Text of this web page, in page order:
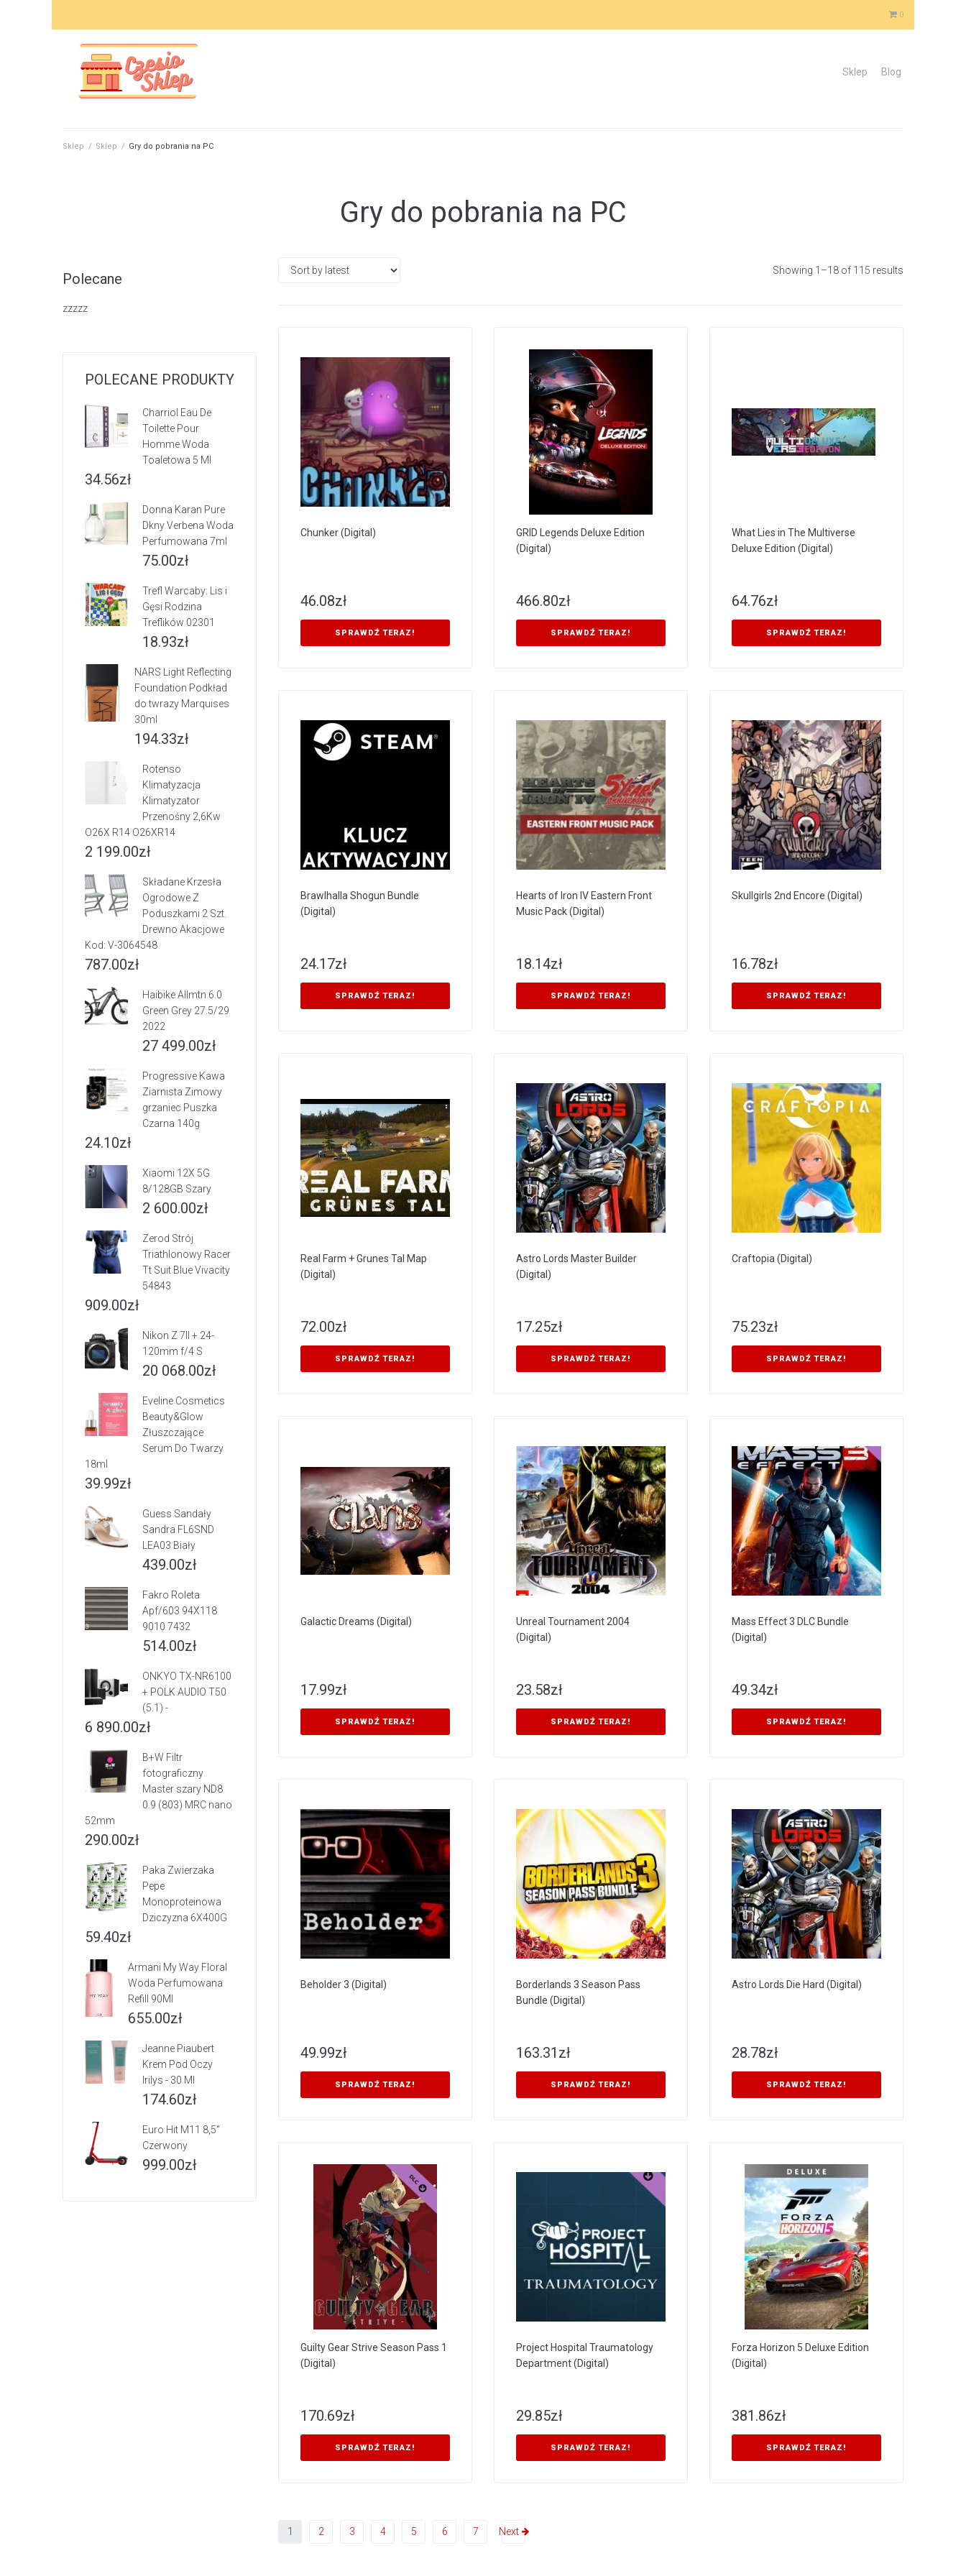
0
Sklep Blog
Sklep / Sklep / Gry do pobrania na PC
Gry do pobrania na PC
Showing 1–18 of 115 results
Chunker (Digital)
46.08zł
SPRAWDŹ TERAZ!
GRID Legends Deluxe Edition
(Digital)
466.80zł
SPRAWDŹ TERAZ!
What Lies in The Multiverse
Deluxe Edition (Digital)
64.76zł
SPRAWDŹ TERAZ!
Brawlhalla Shogun Bundle
(Digital)
24.17zł
SPRAWDŹ TERAZ!
Hearts of Iron IV Eastern Front
Music Pack (Digital)
18.14zł
SPRAWDŹ TERAZ!
Skullgirls 2nd Encore (Digital)
16.78zł
SPRAWDŹ TERAZ!
Real Farm + Grunes Tal Map
(Digital)
72.00zł
SPRAWDŹ TERAZ!
Astro Lords Master Builder
(Digital)
17.25zł
SPRAWDŹ TERAZ!
Craftopia (Digital)
75.23zł
SPRAWDŹ TERAZ!
Galactic Dreams (Digital)
17.99zł
SPRAWDŹ TERAZ!
Unreal Tournament 2004
(Digital)
23.58zł
SPRAWDŹ TERAZ!
Mass Effect 3 DLC Bundle
(Digital)
49.34zł
SPRAWDŹ TERAZ!
Beholder 3 (Digital)
49.99zł
SPRAWDŹ TERAZ!
Borderlands 3 Season Pass
Bundle (Digital)
163.31 zł
SPRAWDŹ TERAZ!
Astro Lords Die Hard (Digital)
28.78zł
SPRAWDŹ TERAZ!
Guilty Gear Strive Season Pass 1
(Digital)
170.69zł
SPRAWDŹ TERAZ!
Project Hospital Traumatology
Department (Digital)
29.85zł
SPRAWDŹ TERAZ!
Forza Horizon 5 Deluxe Edition
(Digital)
381.86zł
SPRAWDŹ TERAZ!
1 2 3 4 5 6 7 Next
Polecane
zzzzz
POLECANE PRODUKTY
Charriol Eau De
Toilette Pour
Homme Woda
Toaletowa 5 Ml
34.56zł
Donna Karan Pure
Dkny Verbena Woda
Perfumowana 7ml
75.00zł
Trefl Warcaby: Lis i
Gęsi Rodzina
Treflików 02301
18.93zł
NARS Light Reflecting
Foundation Podkład
do twrazy Marquises
30ml
194.33zł
Rotenso
Klimatyzacja
Klimatyzator
Przenośny 2,6Kw
O26X R14 O26XR14
2 199.00zł
Składane Krzesła
Ogrodowe Z
Poduszkami 2 Szt.
Drewno Akacjowe
Kod: V-3064548
787.00zł
Haibike Allmtn 6.0
Green Grey 27.5/29
2022
27 499.00zł
Progressive Kawa
Ziarnista Zimowy
grzaniec Puszka
Czarna 140g
24.10zł
Xiaomi 12X 5G
8/128GB Szary
2 600.00zł
Zerod Strój
Triathlonowy Racer
Tt Suit Blue Vivacity
54843
909.00zł
Nikon Z 7II + 24-
120mm f/4 S
20 068.00zł
Eveline Cosmetics
Beauty&Glow
Złuszczające
Serum Do Twarzy
18ml
39.99zł
Guess Sandały
Sandra FL6SND
LEA03 Biały
439.00zł
Fakro Roleta
Apf/603 94X118
9010 7432
514.00zł
ONKYO TX-NR6100
+ POLK AUDIO T50
(5.1) -
6 890.00zł
B+W Filtr
fotograficzny
Master szary ND8
0.9 (803) MRC nano
52mm
290.00zł
Paka Zwierzaka
Pepe
Monoproteinowa
Dziczyzna 6X400G
59.40zł
Armani My Way Floral
Woda Perfumowana
Refill 90Ml
655.00zł
Jeanne Piaubert
Krem Pod Oczy
Irilys - 30 Ml
174.60zł
Euro Hit M11 8,5"
Czerwony
999.00zł